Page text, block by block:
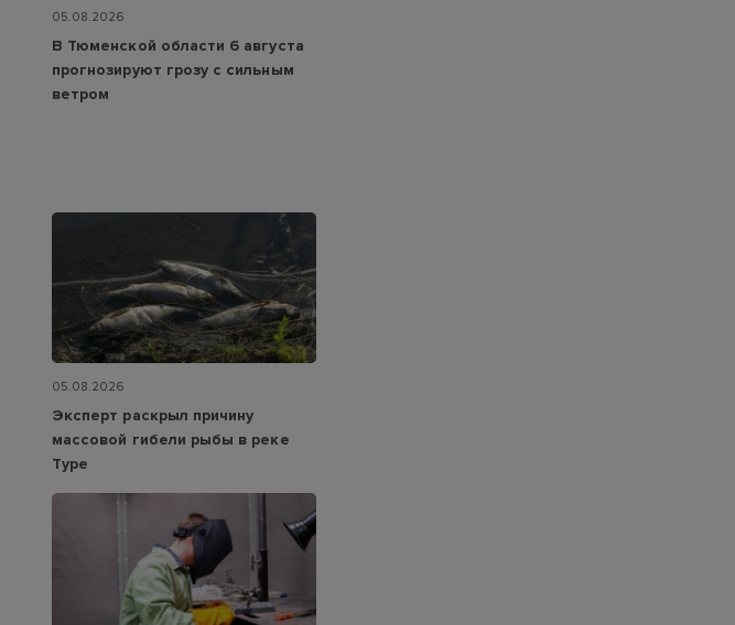
05.08.2026
В Тюменской области 6 августа
прогнозируют грозу с сильным
ветром
05.08.2026
Эксперт раскрыл причину
массовой гибели рыбы в реке
Туре